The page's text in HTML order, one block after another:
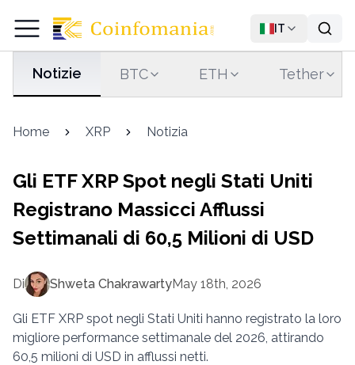
IT
Notizie BTC ETH Tether
Home XRP Notizia
Gli ETF XRP Spot negli Stati Uniti
Registrano Massicci Afflussi
Settimanali di 60,5 Milioni di USD
Di Shweta ChakrawartyMay 18th, 2026
Gli ETF XRP spot negli Stati Uniti hanno registrato la loro
migliore performance settimanale del 2026, attirando
60,5 milioni di USD in afflussi netti.